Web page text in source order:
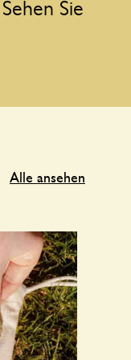
Sie
Alle ansehen